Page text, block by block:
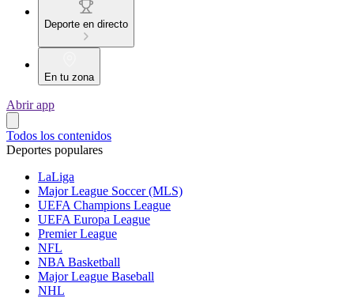
Deporte en directo
En tu zona
Abrir app
Todos los contenidos
Deportes populares
LaLiga
Major League Soccer (MLS)
UEFA Champions League
UEFA Europa League
Premier League
NFL
NBA Basketball
Major League Baseball
NHL